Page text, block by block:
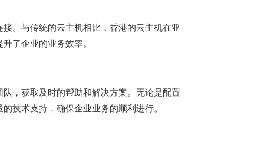
。与传统的云主机相比，香港的云主机在亚
了企业的业务效率。
，获取及时的帮助和解决方案。无论是配置
技术支持，确保企业业务的顺利进行。